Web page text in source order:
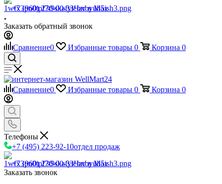
+7 (960) 230-00-33Чат в Max
Заказать обратный звонок
Сравнение0 Избранные товары 0 Корзина 0
Сравнение0 Избранные товары 0 Корзина 0
Телефоны
+7 (495) 223-92-10отдел продаж
+7 (960) 230-00-33Чат в Max
Заказать звонок